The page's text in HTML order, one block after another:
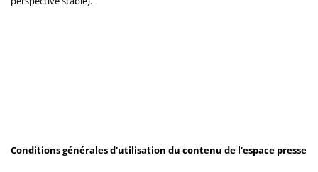
Conditions générales d'utilisation du contenu de l’espace presse